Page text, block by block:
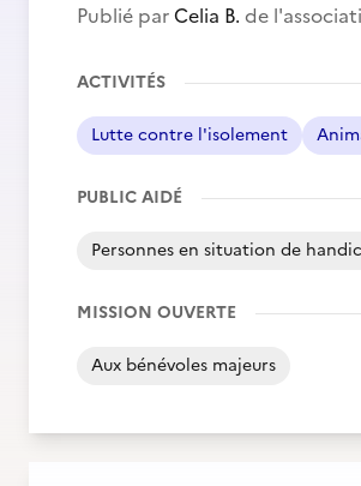
Publié par Celia B. de
ACTIVITÉS
Lutte contre l'isolement
PUBLIC AIDÉ
Personnes en situation de
MISSION OUVERTE
Aux bénévoles majeurs